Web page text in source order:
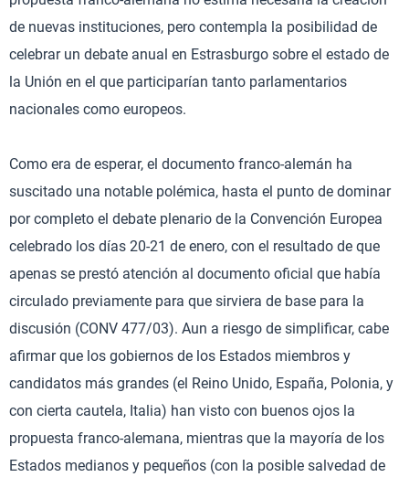
de nuevas instituciones, pero contempla la posibilidad de
celebrar un debate anual en Estrasburgo sobre el estado de
la Unión en el que participarían tanto parlamentarios
nacionales como europeos.
Como era de esperar, el documento franco-alemán ha
suscitado una notable polémica, hasta el punto de dominar
por completo el debate plenario de la Convención Europea
celebrado los días 20-21 de enero, con el resultado de que
apenas se prestó atención al documento oficial que había
circulado previamente para que sirviera de base para la
discusión (CONV 477/03). Aun a riesgo de simplificar, cabe
afirmar que los gobiernos de los Estados miembros y
candidatos más grandes (el Reino Unido, España, Polonia, y
con cierta cautela, Italia) han visto con buenos ojos la
propuesta franco-alemana, mientras que la mayoría de los
Estados medianos y pequeños (con la posible salvedad de